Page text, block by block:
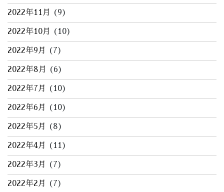
2022年11月 (9)
2022年10月 (10)
2022年9月 (7)
2022年8月 (6)
2022年7月 (10)
2022年6月 (10)
2022年5月 (8)
2022年4月 (11)
2022年3月 (7)
2022年2月 (7)